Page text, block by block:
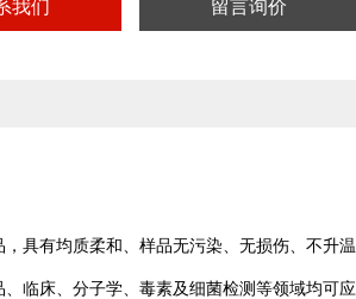
我们 留言询价
具有均质柔和、样品无污染、无损伤、不升
临床、分子学、毒素及细菌检测等领域均可